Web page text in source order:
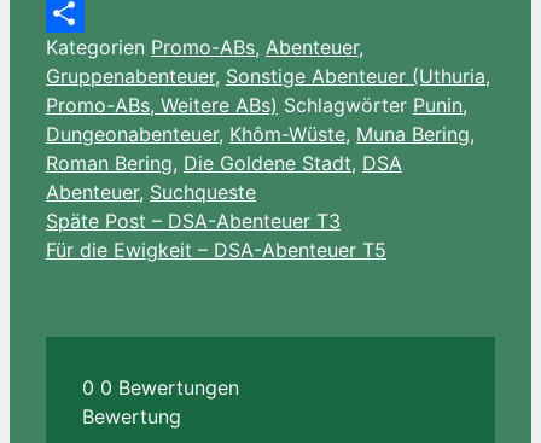
Amazon
Wish
List
Teilen
Kategorien Promo-ABs, Abenteuer,
Gruppenabenteuer, Sonstige Abenteuer (Uthuria,
Promo-ABs, Weitere ABs) Schlagwörter Punin,
Dungeonabenteuer, Khôm-Wüste, Muna Bering,
Roman Bering, Die Goldene Stadt, DSA
Abenteuer, Suchqueste
Späte Post – DSA-Abenteuer T3
Für die Ewigkeit – DSA-Abenteuer T5
0 0 Bewertungen
Bewertung